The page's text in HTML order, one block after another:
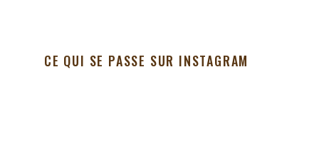
CE QUI SE PASSE SUR INSTAGRAM